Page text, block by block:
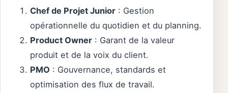
Chef de Projet Junior : Gestion
opérationnelle du quotidien et du planning.
Product Owner : Garant de la valeur
produit et de la voix du client.
PMO : Gouvernance, standards et
optimisation des flux de travail.